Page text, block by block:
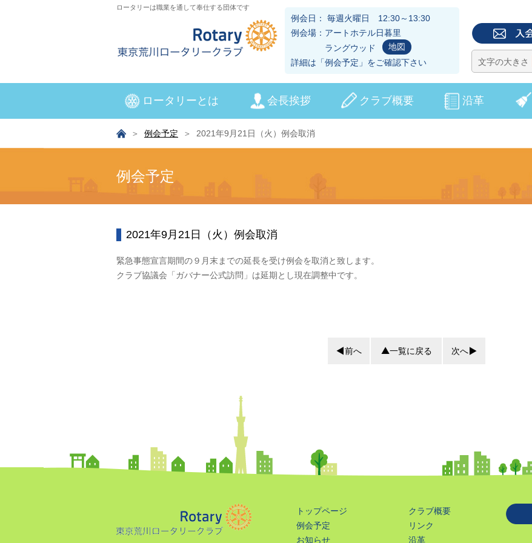
ロータリーは職業を通して奉仕する団体です
例会日： 毎週火曜日 12:30～13:30
例会場：アートホテル日暮里
ラングウッド
地図
詳細は「例会予定 」をご確認下さい 文字の大きさ
ロータリーとは 会長挨拶 クラブ概要 沿革
例会予定 2021年9月21日（火）例会取消
例会予定
2021年9月21日（火）例会取消
緊急事態宣言期間の９月末までの延長を受け例会を取消と致します。
クラブ協議会「ガバナー公式訪問」は延期とし現在調整中です。
前へ 一覧に戻る 次へ
トップページ
例会予定
お知らせ
クラブ概要
リンク
沿革